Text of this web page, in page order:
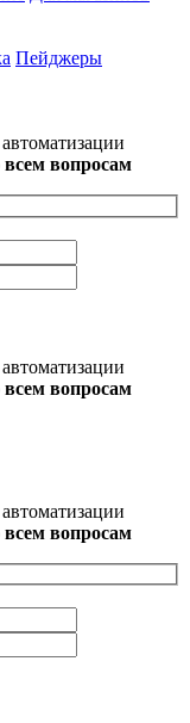
Пейджеры
всем вопросам
всем вопросам
всем вопросам